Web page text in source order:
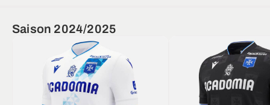
Saison 2024/2025